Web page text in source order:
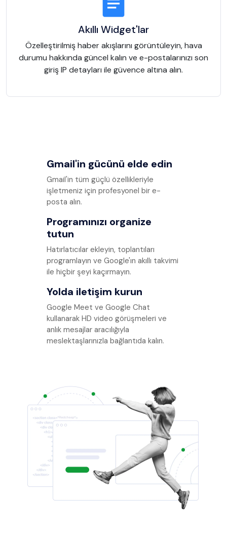
Akıllı Widget'lar
Özelleştirilmiş haber akışlarını görüntüleyin, hava
durumu hakkında güncel kalın ve e-postalarınızı son
giriş IP detayları ile güvence altına alın.
Gmail'in gücünü elde edin
Gmail'in tüm güçlü özellikleriyle
işletmeniz için profesyonel bir e-
posta alın.
Programınızı organize
tutun
Hatırlatıcılar ekleyin, toplantıları
programlayın ve Google'ın akıllı takvimi
ile hiçbir şeyi kaçırmayın.
Yolda iletişim kurun
Google Meet ve Google Chat
kullanarak HD video görüşmeleri ve
anlık mesajlar aracılığıyla
meslektaşlarınızla bağlantıda kalın.